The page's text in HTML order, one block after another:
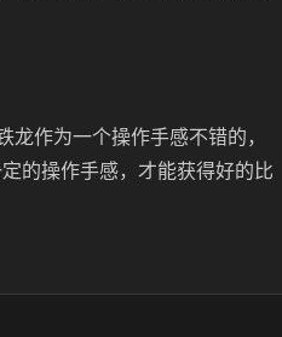
作为一个操作手感不错的，
的操作手感，才能获得好的比